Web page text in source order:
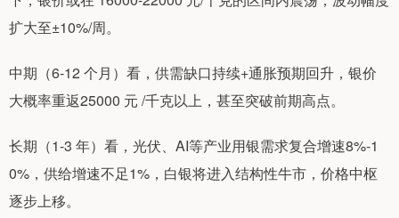
扩大至±10%/周。
中期（6-12 个月）看，供需缺口持续+通胀预期回升，银价
大概率重返25000 元 /千克以上，甚至突破前期高点。
长期（1-3 年）看，光伏、AI等产业用银需求复合增速8%-1
0%，供给增速不足1%，白银将进入结构性牛市，价格中枢
逐步上移。